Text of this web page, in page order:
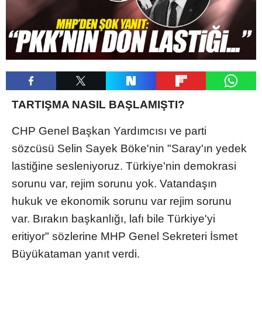
TARTIŞMA NASIL BAŞLAMIŞTI?
CHP Genel Başkan Yardımcısı ve parti
sözcüsü Selin Sayek Böke'nin "Saray'ın yedek
lastiğine sesleniyoruz. Türkiye'nin demokrasi
sorunu var, rejim sorunu yok. Vatandaşın
hukuk ve ekonomik sorunu var rejim sorunu
var. Bırakın başkanlığı, lafı bile Türkiye'yi
eritiyor" sözlerine MHP Genel Sekreteri İsmet
Büyükataman yanıt verdi.